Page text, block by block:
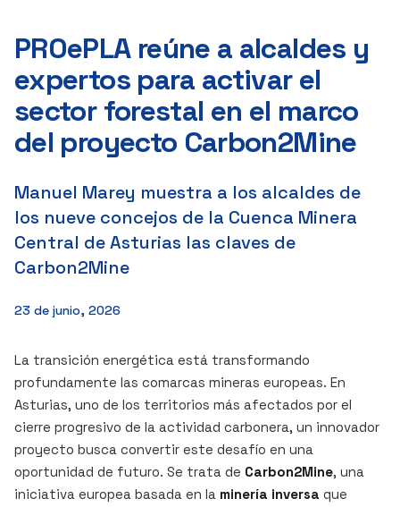
PROePLA reúne a alcaldes y
expertos para activar el
sector forestal en el marco
del proyecto Carbon2Mine
Manuel Marey muestra a los alcaldes de
los nueve concejos de la Cuenca Minera
Central de Asturias las claves de
Carbon2Mine
23 de junio, 2026
La transición energética está transformando
profundamente las comarcas mineras europeas. En
Asturias, uno de los territorios más afectados por el
cierre progresivo de la actividad carbonera, un innovador
proyecto busca convertir este desafío en una
oportunidad de futuro. Se trata de Carbon2Mine, una
iniciativa europea basada en la minería inversa que